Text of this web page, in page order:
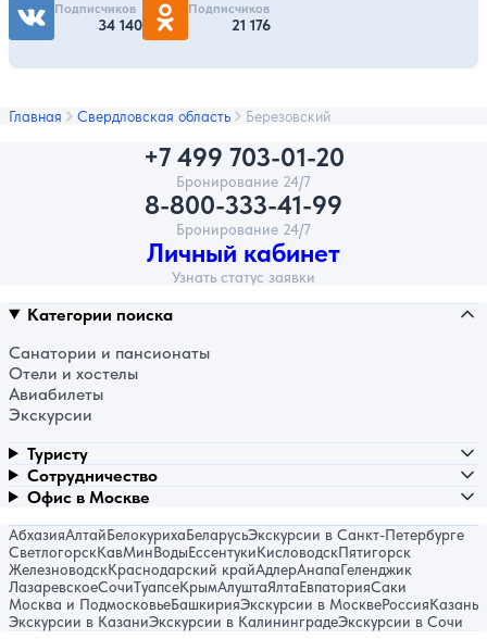
Подписчиков
34 140
Подписчиков
21 176
Главная Свердловская область Березовский
+7 499 703-01-20
Бронирование 24/7
8-800-333-41-99
Бронирование 24/7
Личный кабинет
Узнать статус заявки
Категории поиска
Санатории и пансионаты
Отели и хостелы
Авиабилеты
Экскурсии
Туристу
Сотрудничество
Офис в Москве
АбхазияАлтайБелокурихаБеларусьЭкскурсии в Санкт-Петербурге
СветлогорскКавМинВодыЕссентукиКисловодскПятигорск
ЖелезноводскКраснодарский крайАдлерАнапаГеленджик
ЛазаревскоеСочиТуапсеКрымАлуштаЯлтаЕвпаторияСаки
Москва и ПодмосковьеБашкирияЭкскурсии в МосквеРоссияКазань
Экскурсии в КазаниЭкскурсии в КалининградеЭкскурсии в Сочи